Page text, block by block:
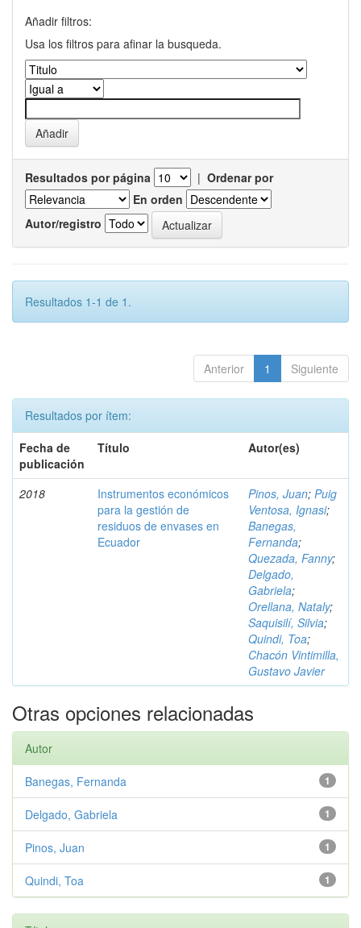
Añadir filtros:
Usa los filtros para afinar la busqueda.
Resultados por página | Ordenar por
En orden
Autor/registro
Resultados 1-1 de 1.
Anterior 1 Siguiente
Resultados por ítem:
Fecha de
publicación
Título Autor(es)
2018
Instrumentos económicos
para la gestión de
residuos de envases en
Ecuador
Pinos, Juan; Puig
Ventosa, Ignasi;
Banegas,
Fernanda;
Quezada, Fanny;
Delgado,
Gabriela;
Orellana, Nataly;
Saquisilí, Silvia;
Quindi, Toa;
Chacón Vintimilla,
Gustavo Javier
Otras opciones relacionadas
Autor
1
Banegas, Fernanda
1
Delgado, Gabriela
1
Pinos, Juan
1
Quindi, Toa